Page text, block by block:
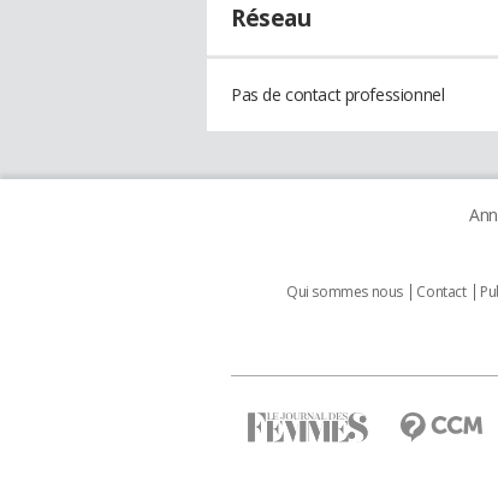
Réseau
Pas de contact professionnel
Qui sommes nous Contact